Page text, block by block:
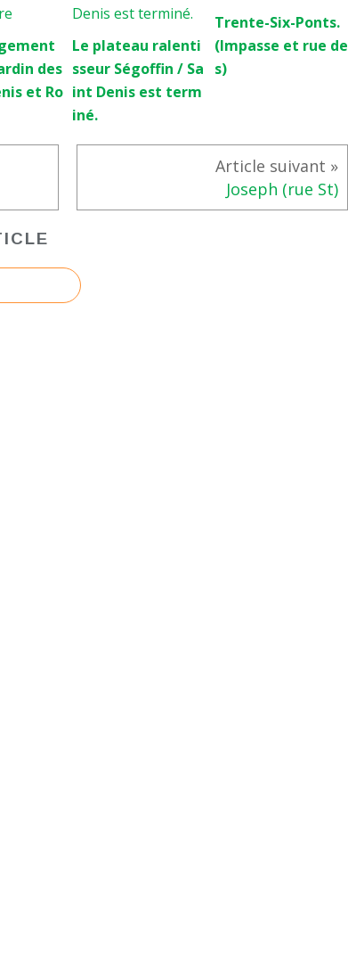
des
et Ro
Le plateau ralenti
sseur Ségoffin / Sa
int Denis est term
iné.
Trente-Six-Ponts.
(Impasse et rue de
s)
Joseph (rue St)